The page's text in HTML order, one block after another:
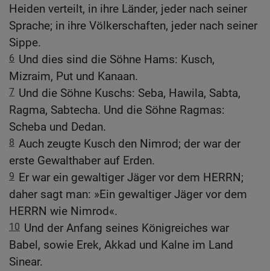
Heiden verteilt, in ihre Länder, jeder nach seiner
Sprache; in ihre Völkerschaften, jeder nach seiner
Sippe.
6 Und dies sind die Söhne Hams: Kusch,
Mizraim, Put und Kanaan.
7 Und die Söhne Kuschs: Seba, Hawila, Sabta,
Ragma, Sabtecha. Und die Söhne Ragmas:
Scheba und Dedan.
8 Auch zeugte Kusch den Nimrod; der war der
erste Gewalthaber auf Erden.
9 Er war ein gewaltiger Jäger vor dem HERRN;
daher sagt man: »Ein gewaltiger Jäger vor dem
HERRN wie Nimrod«.
10 Und der Anfang seines Königreiches war
Babel, sowie Erek, Akkad und Kalne im Land
Sinear.